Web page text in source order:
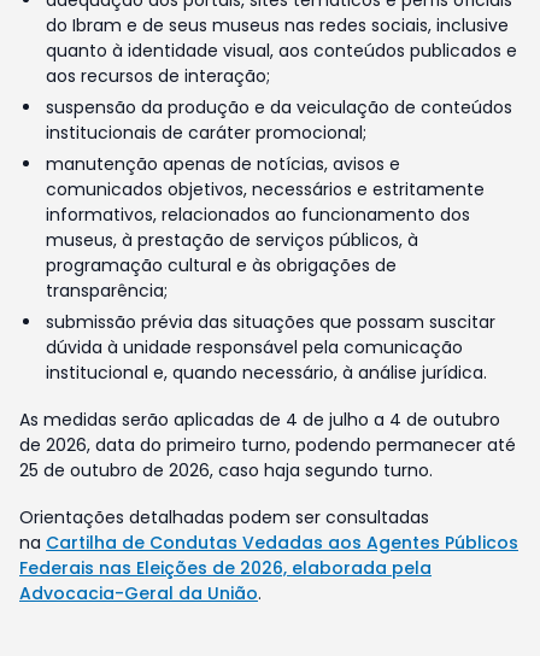
do Ibram e de seus museus nas redes sociais, inclusive
quanto à identidade visual, aos conteúdos publicados e
aos recursos de interação;
suspensão da produção e da veiculação de conteúdos
institucionais de caráter promocional;
manutenção apenas de notícias, avisos e
comunicados objetivos, necessários e estritamente
informativos, relacionados ao funcionamento dos
museus, à prestação de serviços públicos, à
programação cultural e às obrigações de
transparência;
submissão prévia das situações que possam suscitar
dúvida à unidade responsável pela comunicação
institucional e, quando necessário, à análise jurídica.
As medidas serão aplicadas de 4 de julho a 4 de outubro
de 2026, data do primeiro turno, podendo permanecer até
25 de outubro de 2026, caso haja segundo turno.
Orientações detalhadas podem ser consultadas
na Cartilha de Condutas Vedadas aos Agentes Públicos
Federais nas Eleições de 2026, elaborada pela
Advocacia-Geral da União.